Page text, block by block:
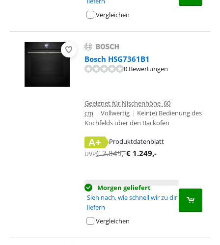
Vergleichen
Bosch HSG7361B1
0 Bewertungen
Geeignet für Nischenhöhe 60
cm | Vollwertig | Kein(e) Bedienung des
Kochfelds über den Backofen
A+
Produktdatenblatt
wird in neuem Tab geöffnetUVP€2.849,-€ 1.249,-
Morgen geliefert
Sieh nach, wie schnell wir zu dir
liefern
Vergleichen